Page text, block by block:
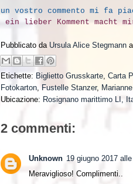
un vostro commento mi fa
ein lieber Komment macht
Pubblicato da Ursula Alice Stegmann
Etichette: Biglietto Grusskarte, Carta
Fotokarton, Fustelle Stanzer,
Ubicazione: Rosignano marittimo LI,
2 commenti:
Unknown 19 giugno 2017
Meraviglioso! Complimenti..